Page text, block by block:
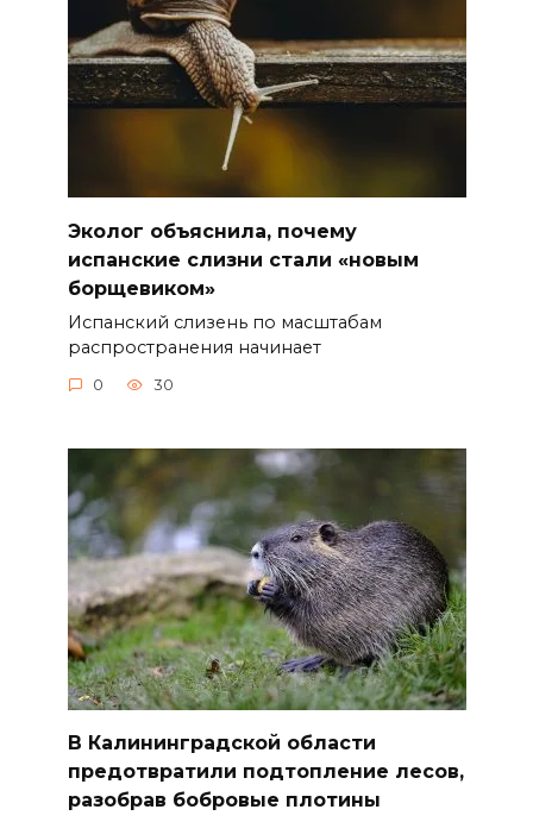
Эколог объяснила, почему
испанские слизни стали «новым
борщевиком»
Испанский слизень по масштабам
распространения начинает
0 30
В Калининградской области
предотвратили подтопление лесов,
разобрав бобровые плотины